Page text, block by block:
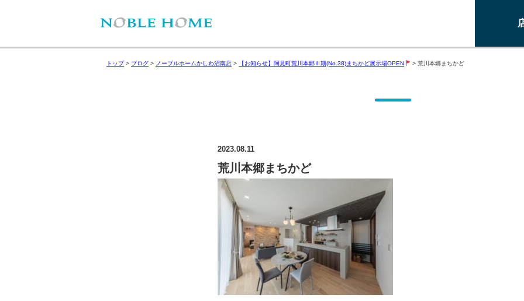
トップ> ブログ > ノーブルホームかしわ沼南店 > 【お知らせ】阿見町荒川本郷Ⅲ期(No.38)まちかど展示場OPEN >荒川本郷まちかど
2023.08.11
荒川本郷まちかど